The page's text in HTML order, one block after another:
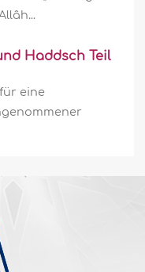
Haddsch Teil
eine